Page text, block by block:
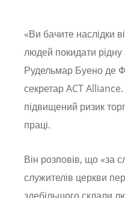
«Ви бачите наслідки
людей покидати
Рудельмар Буено де
секретар ACT
підвищений ризик
праці.
Він розповів, що «за
служителів церкви